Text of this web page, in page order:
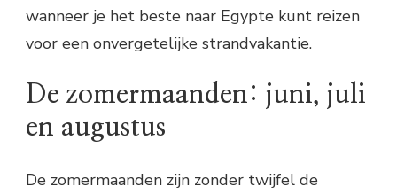
wanneer je het beste naar Egypte kunt reizen
voor een onvergetelijke strandvakantie.
De zomermaanden: juni, juli
en augustus
De zomermaanden zijn zonder twijfel de